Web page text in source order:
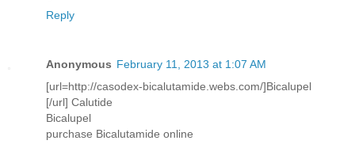
Reply
Anonymous February 11, 2013 at 1:07 AM
[url=http://casodex-bicalutamide.webs.com/]Bicalupel
[/url] Calutide
Bicalupel
purchase Bicalutamide online